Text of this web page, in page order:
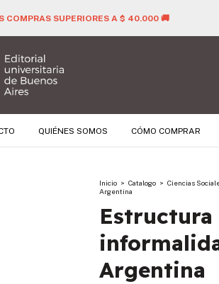
COMPRAS SUPERIORES A $ 40.000 🚚
QUIÉNES SOMOS CÓMO COMPRAR
Inicio > Catalogo > Ciencias
Argentina
Estructura
Argentina